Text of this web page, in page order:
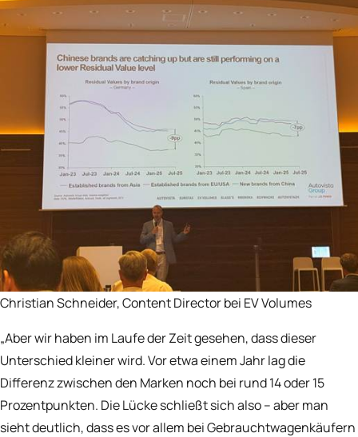
Christian Schneider, Content Director bei EV Volumes
„Aber wir haben im Laufe der Zeit gesehen, dass dieser
Unterschied kleiner wird. Vor etwa einem Jahr lag die
Differenz zwischen den Marken noch bei rund 14 oder 15
Prozentpunkten. Die Lücke schließt sich also – aber man
sieht deutlich, dass es vor allem bei Gebrauchtwagenkäufern